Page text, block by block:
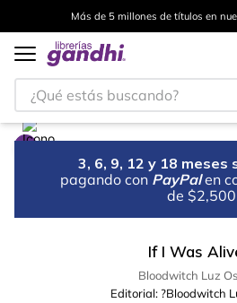
Más de 5 millones de títulos en
¿Qué estás buscando?
3, 6, 9, 12 y 18 meses
pagando con PayPal en
de $2,500
If I Was
Bloodwitch Luz
Editorial: ?Bloodwitch